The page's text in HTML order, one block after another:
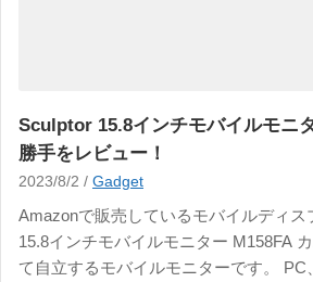
Sculptor 15.8インチモバイルモニ
勝手をレビュー！
2023/8/2 / Gadget
Amazonで販売しているモバイルディス
15.8インチモバイルモニター M158FA
て自立するモバイルモニターです。 PC